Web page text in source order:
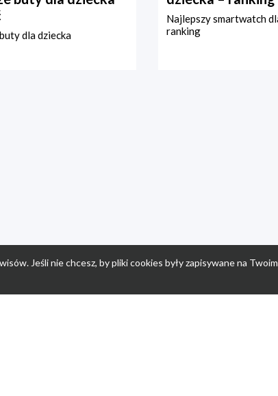
dla dziecka
Najlepszy smartwatch
ranking
Jeśli nie chcesz, by pliki cookies były zapisywane na